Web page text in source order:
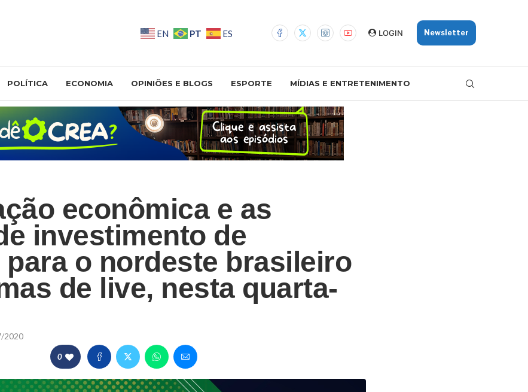
EN PT ES LOGIN Newsletter
POLÍTICA ECONOMIA OPINIÕES E BLOGS ESPORTE MÍDIAS E ENTRETENIMENTO
econômica e as
investimento de
para o nordeste brasileiro
de live, nesta quarta-
2020
0